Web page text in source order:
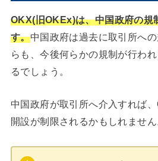
OKX(旧OKEx)は、中国政府の規
す。中国政府は過去に取引所へ
らも、今後何らかの規制が行わ
るでしょう。
中国政府が取引所へ介入すれば
開設が制限されるかもしれません